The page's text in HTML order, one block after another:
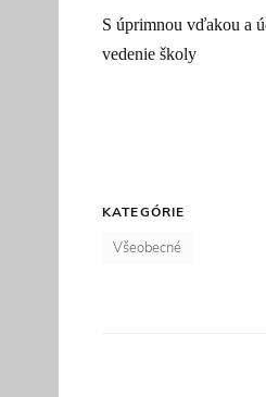
S úprimnou vďakou a
vedenie školy
KATEGÓRIE
Všeobecné